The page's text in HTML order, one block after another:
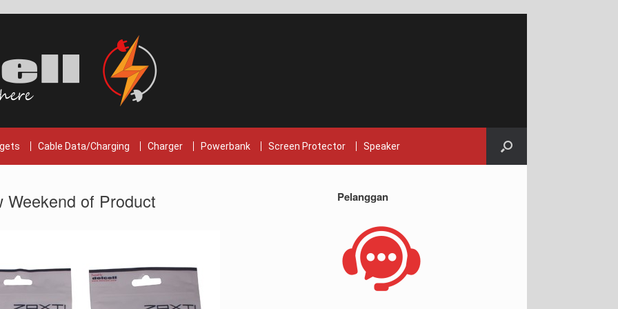
Cable Data/Charging Charger Powerbank Screen Protector Speaker
Weekend of Product Pelanggan